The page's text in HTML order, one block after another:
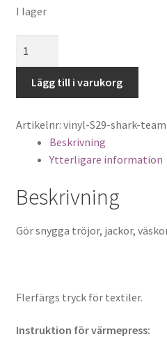
Vinyltryck
Övrigt
I lager
liten
mängd
Lägg till i varukorg
Artikelnr: vinyl-S29-shark-team
Beskrivning
Ytterligare information
Beskrivning
Gör snygga tröjor, jackor,
Flerfärgs tryck för textiler.
Instruktion för värmepress: